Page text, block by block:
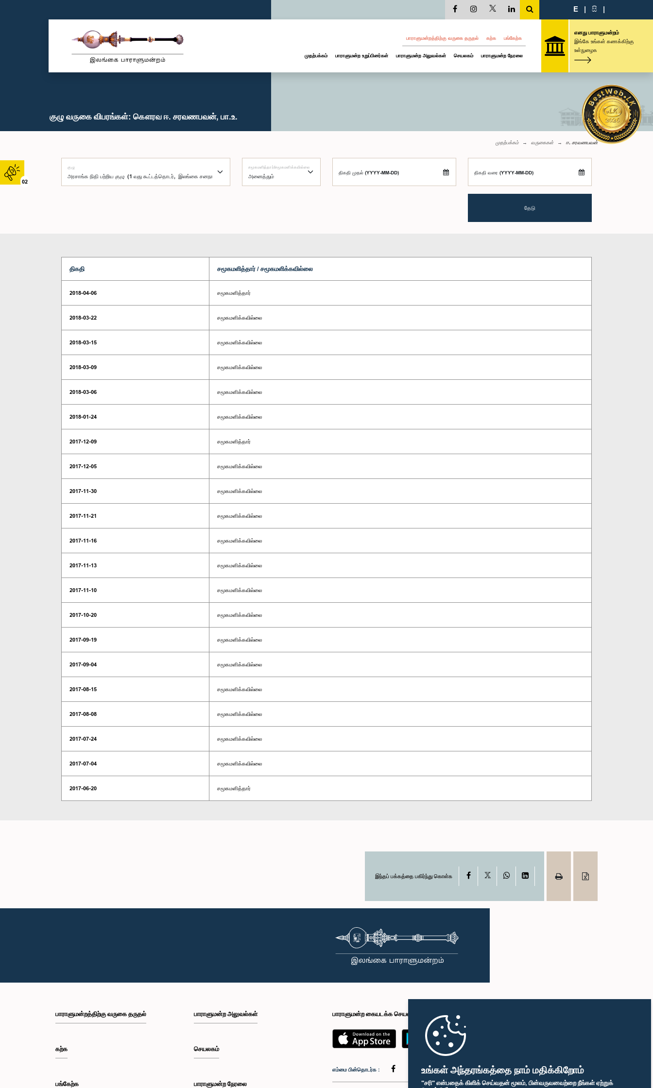
உங்கள் அந்தரங்கத்தை நாம் மதிக்கிறோம்
"சரி" என்பதைக் கிளிக் செய்வதன் மூலம், பின்வருவனவற்றை நீங்கள் ஏற்றுக்
02
E | සි |
பாராளுமன்றத்திற்கு வருகை தருதல் கற்க பங்கேற்க
முதற்பக்கம் பாராளுமன்ற உறுப்பினர்கள் பாராளுமன்ற அலுவல்கள் செயலகம் பாராளுமன்ற நேரலை
எனது பாராளுமன்றம்
இங்கே உங்கள் கணக்கிற்கு
உள்நுழைக
குழு வருகை விபரங்கள்: கௌரவ ஈ. சரவணபவன், பா.உ.
முதற்பக்கம் வருகைகள் ஈ. சரவணபவன்
குழு சமூகமளித்தார்/சமூகமளிக்கவில்லை
திகதி முதல் (YYYY-MM-DD) திகதி வரை (YYYY-MM-DD)
தேடு
திகதி சமூகமளித்தார் / சமூகமளிக்கவில்லை
2018-04-06 சமூகமளித்தார்
2018-03-22 சமூகமளிக்கவில்லை
2018-03-15 சமூகமளிக்கவில்லை
2018-03-09 சமூகமளிக்கவில்லை
2018-03-06 சமூகமளிக்கவில்லை
2018-01-24 சமூகமளிக்கவில்லை
2017-12-09 சமூகமளித்தார்
2017-12-05 சமூகமளிக்கவில்லை
2017-11-30 சமூகமளிக்கவில்லை
2017-11-21 சமூகமளிக்கவில்லை
2017-11-16 சமூகமளிக்கவில்லை
2017-11-13 சமூகமளிக்கவில்லை
2017-11-10 சமூகமளிக்கவில்லை
2017-10-20 சமூகமளிக்கவில்லை
2017-09-19 சமூகமளிக்கவில்லை
2017-09-04 சமூகமளிக்கவில்லை
2017-08-15 சமூகமளிக்கவில்லை
2017-08-08 சமூகமளிக்கவில்லை
2017-07-24 சமூகமளிக்கவில்லை
2017-07-04 சமூகமளிக்கவில்லை
2017-06-20 சமூகமளித்தார்
இந்தப் பக்கத்தை பகிர்ந்து கொள்க Facebook WhatsAppLinkedIn
பாராளுமன்றத்திற்கு வருகை தருதல்
கற்க
பங்கேற்க
பாராளுமன்ற அலுவல்கள்
செயலகம்
பாராளுமன்ற நேரலை
பாராளுமன்ற கையடக்க செயலி
எம்மை பின்தொடர்க :